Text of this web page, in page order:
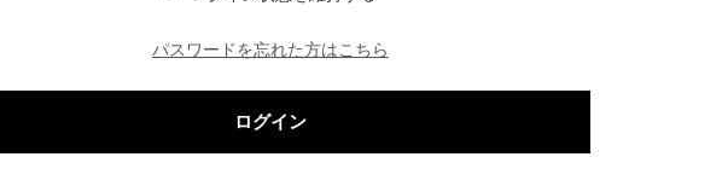
パスワードを忘れた方はこちら
ログイン